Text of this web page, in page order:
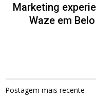
Marketing
Waze em
Postagem mais recente